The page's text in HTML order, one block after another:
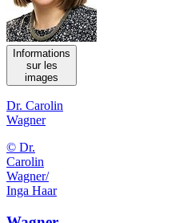
Informations
sur les
images
Dr. Carolin
Wagner
© Dr.
Carolin
Wagner/
Inga Haar